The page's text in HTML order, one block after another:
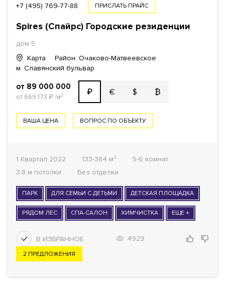
+7 (495) 769-77-88 ПРИСЛАТЬ ПРАЙС
Spires (Спайрс) Городские резиденции
дом 5
Карта
Район: Очаково-Матвеевское
м. Славянский бульвар
от 89 000 000
от 669 173 ₽/м² ₽ € $ ₿
ВАША ЦЕНА ВОПРОС ПО ОБЪЕКТУ
1 Квартал 2022 133-384 м²
5-6 комнат
3.8 м потолки
Без отделки
ПАРК ДЛЯ СЕМЬИ С ДЕТЬМИ ДЕТСКАЯ ПЛОЩАДКА
РЯДОМ ЛЕС СПА-САЛОН ХИМЧИСТКА ЕЩЕ +
4929
2 ПРЕДЛОЖЕНИЯ